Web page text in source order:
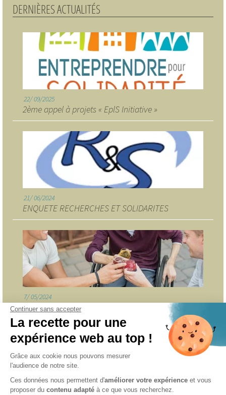
Continuer sans accepter
La recette pour une
expérience web au top !
Grâce aux cookie nous pouvons mesurer
l'audience de notre site.
Ces données nous permettent d'améliorer votre expérience et vous
proposer du contenu adapté à ce que vous recherchez.
DERNIÈRES ACTUALITÉS
22 09/2025
2ème appel à projets « EplS Initiative »
21 06/2024
ENQUETE RECHERCHES ET SOLIDARITES
7 05/2024
ASSOCIATION RENCONTRES, AMITIES et HANDICAP
INFORMATIONS
Accueil
Adhérer au CAVA 49